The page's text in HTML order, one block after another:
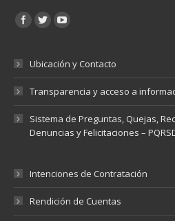
Encuéntranos en:
Ubicación y Contacto
Transparencia y acceso a
Sistema de Preguntas, Quejas,
Denuncias y Felicitaciones –
Intenciones de Contratación
Rendición de Cuentas